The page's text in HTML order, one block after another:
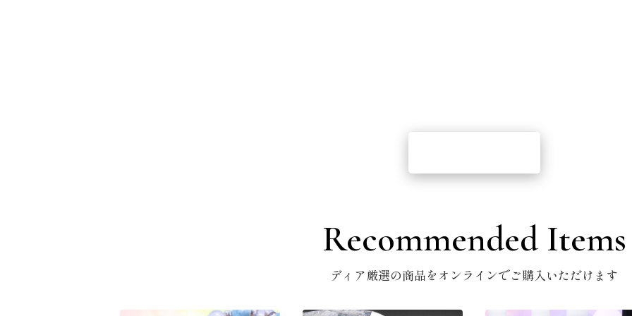
Recommended Items
ディア厳選の商品をオンラインでご購入いただけます